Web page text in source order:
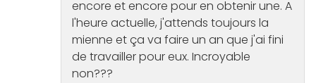
encore et encore pour en obtenir une. A
l'heure actuelle, j'attends toujours la
mienne et ça va faire un an que j'ai fini
de travailler pour eux. Incroyable
non???